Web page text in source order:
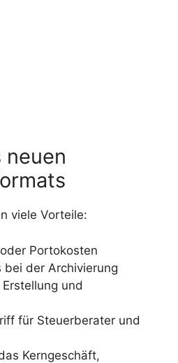
viele Vorteile:
Portokosten
bei der Archivierung
und
für Steuerberater und
Kerngeschäft,